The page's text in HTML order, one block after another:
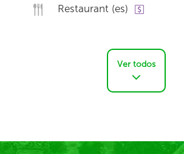
Restaurant (es)
Ver todos